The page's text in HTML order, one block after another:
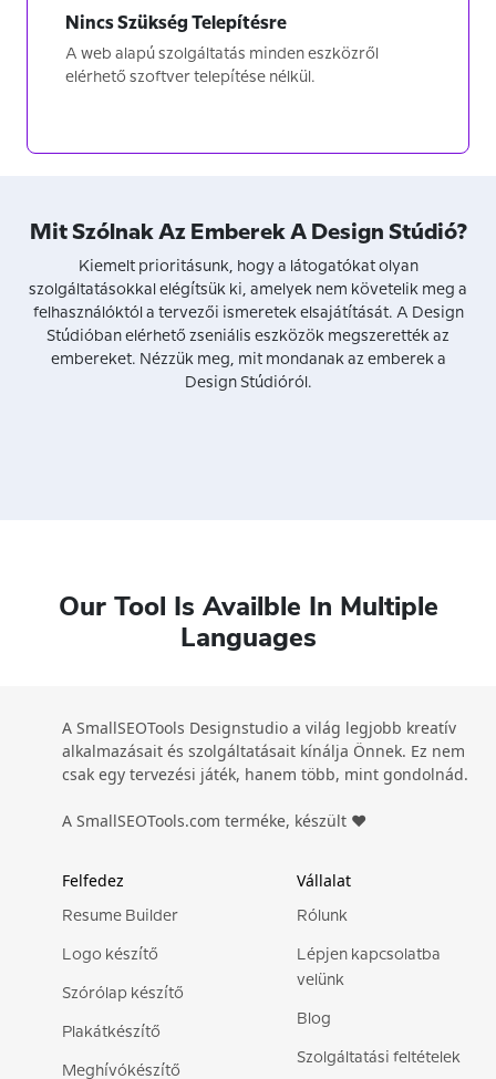
Nincs Szükség Telepítésre
A web alapú szolgáltatás minden eszközről
elérhető szoftver telepítése nélkül.
Mit Szólnak Az Emberek A Design Stúdió?
Kiemelt prioritásunk, hogy a látogatókat olyan
szolgáltatásokkal elégítsük ki, amelyek nem követelik meg a
felhasználóktól a tervezői ismeretek elsajátítását. A Design
Stúdióban elérhető zseniális eszközök megszerették az
embereket. Nézzük meg, mit mondanak az emberek a
Design Stúdióról.
Our Tool Is Availble In Multiple
Languages
A SmallSEOTools Designstudio a világ legjobb kreatív
alkalmazásait és szolgáltatásait kínálja Önnek. Ez nem
csak egy tervezési játék, hanem több, mint gondolnád.
A SmallSEOTools.com terméke, készült ❤️
Felfedez
Resume Builder
Logo készítő
Szórólap készítő
Plakátkészítő
Meghívókészítő
Vállalat
Rólunk
Lépjen kapcsolatba
velünk
Blog
Szolgáltatási feltételek